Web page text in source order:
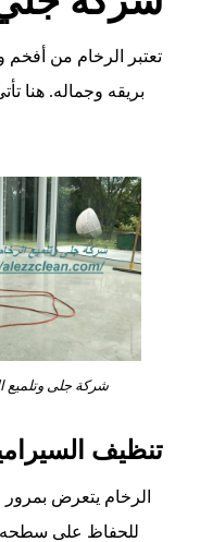
تعتبر الرخام من
بريقه وجماله. هنا
شركة جلى وتلميع
تنظيف
الرخام يتعرض بمرور
للحفاظ على سطحه